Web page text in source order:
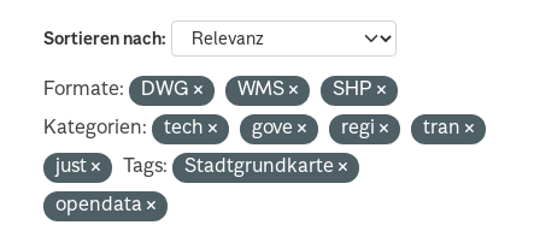
Sortieren nach
Formate: DWG WMS
SHP
Kategorien:
tech gove regi
tran
just
Tags:
Stadtgrundkarte
opendata